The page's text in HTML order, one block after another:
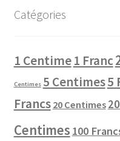
Catégories
1 Centime1 Franc
Centimes 5 Centimes5
Francs 20 Centimes
Centimes 100